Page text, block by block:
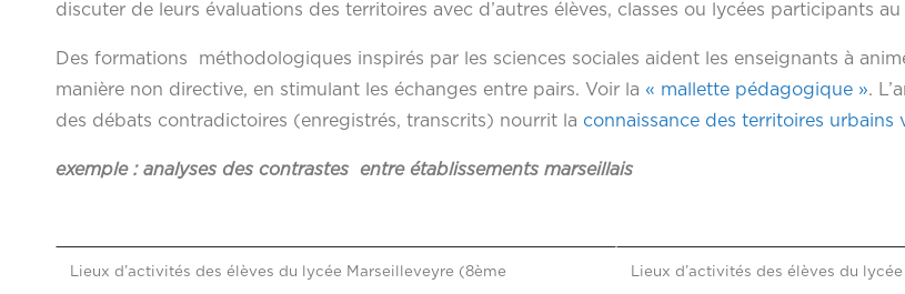
discuter de leurs évaluations des territoires avec d’autres élèves, classes ou lycées participants
Des formations méthodologiques inspirés par les sciences sociales aident les enseignants à
manière non directive, en stimulant les échanges entre pairs. Voir la « mallette pédagogique ».
des débats contradictoires (enregistrés, transcrits) nourrit la connaissance des territoires urbains
exemple : analyses des contrastes entre établissements marseillais
Lieux d’activités des élèves du lycée Marseilleveyre (8ème
Lieux d’activités des élèves du